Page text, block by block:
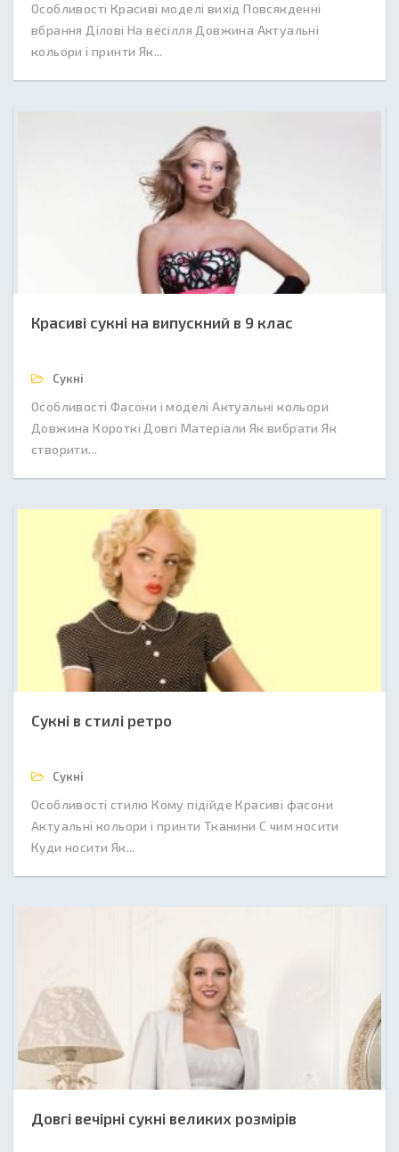
Особливості Красиві моделі вихід Повсякденні
вбрання Ділові На весілля Довжина Актуальні
кольори і принти Як...
Красиві сукні на випускний в 9 клас
Сукні
Особливості Фасони і моделі Актуальні кольори
Довжина Короткі Довгі Матеріали Як вибрати Як
створити...
Сукні в стилі ретро
Сукні
Особливості стилю Кому підійде Красиві фасони
Актуальні кольори і принти Тканини C чим носити
Куди носити Як...
Довгі вечірні сукні великих розмірів